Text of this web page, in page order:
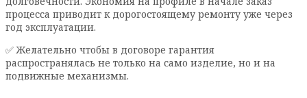
процесса приводит к дорогостоящему ремонту уже через
год эксплуатации.
✅ Желательно чтобы в договоре гарантия
распространялась не только на само изделие, но и на
подвижные механизмы.